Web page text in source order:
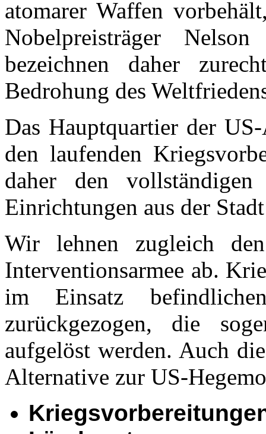
atomarer Waffen
Nobelpreisträger
bezeichnen daher
Bedrohung des
Das Hauptquartier der
den laufenden
daher den
Einrichtungen aus der
Wir lehnen zugleich
Interventionsarmee ab.
im Einsatz
zurückgezogen, die
aufgelöst werden. Auch
Alternative zur US-